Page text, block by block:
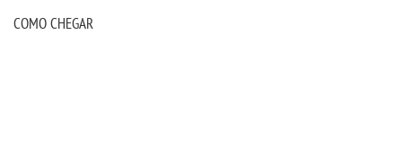
COMO CHEGAR